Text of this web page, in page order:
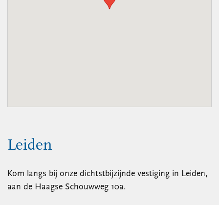
Leiden
Kom langs bij onze dichtstbijzijnde vestiging in Leiden,
aan de Haagse Schouwweg 10a.